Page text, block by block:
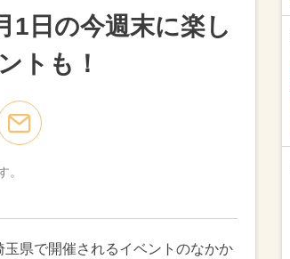
1日の今週末に楽し
トも！
。
県で開催されるイベントのなかか